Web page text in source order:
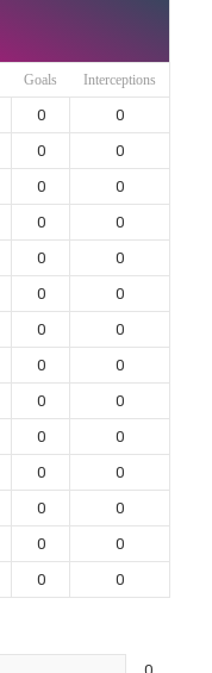
Goals Interceptions
0
0
0
0
0
0
0
0
0
0
0
0
0
0
0
0
0
0
0
0
0
0
0
0
0
0
0 0